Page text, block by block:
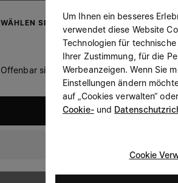
WÄHLEN SIE IHREN AUFENTHALTSORT
Offenbar sind Sie in United States.
United
Um Ihnen ein besseres
verwendet diese Website
Technologien für
Ihrer Zustimmung, für die
Werbeanzeigen. Wenn Sie
Einstellungen ändern
auf „Cookies verwalten“
Cookie-und
Cookie